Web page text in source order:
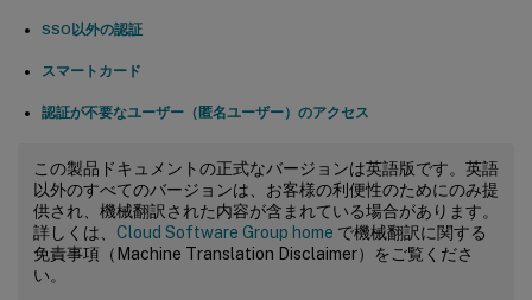
SSO以外の認証
スマートカード
認証が不要なユーザー（匿名ユーザー）のアクセス
この製品ドキュメントの正式なバージョンは英語版です。英語
以外のすべてのバージョンは、お客様の利便性のためにのみ提
供され、機械翻訳された内容が含まれている場合があります。
詳しくは、 Cloud Software Group home で機械翻訳に関する
免責事項（Machine Translation Disclaimer）をご覧くださ
い。